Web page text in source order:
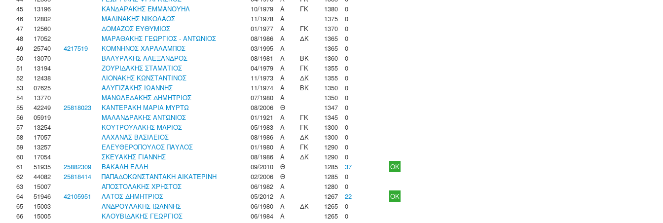
45
13196 ΚΑΝΔΑΡΑΚΗΣ ΕΜΜΑΝΟΥΗΛ 10/1979 Α ΓΚ 1380
0
46
12802 ΜΑΛΙΝΑΚΗΣ ΝΙΚΟΛΑΟΣ 11/1978 Α 1375
0
47
12560 ΔΟΜΑΖΟΣ ΕΥΘΥΜΙΟΣ 01/1977 Α ΓΚ 1370
0
48
17052 ΜΑΡΑΘΑΚΗΣ ΓΕΩΡΓΙΟΣ - ΑΝΤΩΝΙΟΣ 08/1986 Α ΔΚ 1365
0
49
25740 4217519 ΚΟΜΝΗΝΟΣ ΧΑΡΑΛΑΜΠΟΣ 03/1995 Α 1365
0
50
13070 ΒΑΛΥΡΑΚΗΣ ΑΛΕΞΑΝΔΡΟΣ 08/1981 Α ΒΚ 1360
0
51
13194 ΖΟΥΡΙΔΑΚΗΣ ΣΤΑΜΑΤΙΟΣ 04/1979 Α ΓΚ 1355
0
52
12438 ΛΙΟΝΑΚΗΣ ΚΩΝΣΤΑΝΤΙΝΟΣ 11/1973 Α ΔΚ 1355
0
53
07625 ΑΛΥΓΙΖΑΚΗΣ ΙΩΑΝΝΗΣ 11/1974 Α ΒΚ 1350
0
54
13770 ΜΑΝΩΛΕΔΑΚΗΣ ΔΗΜΗΤΡΙΟΣ 07/1980 Α 1350
0
55
42249 25818023 ΚΑΝΤΕΡΑΚΗ ΜΑΡΙΑ ΜΥΡΤΩ 08/2006 Θ 1347
0
56
05919 ΜΑΛΑΝΔΡΑΚΗΣ ΑΝΤΩΝΙΟΣ 01/1921 Α ΓΚ 1345
0
57
13254 ΚΟΥΤΡΟΥΛΑΚΗΣ ΜΑΡΙΟΣ 05/1983 Α ΓΚ 1300
0
58
17057 ΛΑΧΑΝΑΣ ΒΑΣΙΛΕΙΟΣ 08/1986 Α ΔΚ 1300
0
59
13257 ΕΛΕΥΘΕΡΟΠΟΥΛΟΣ ΠΑΥΛΟΣ 01/1980 Α ΓΚ 1290
0
60
17054 ΣΚΕΥΑΚΗΣ ΓΙΑΝΝΗΣ 08/1986 Α ΔΚ 1290
0
61
51935 25882309 ΒΑΚΑΛΗ ΕΛΛΗ 09/2010 Θ 1285 37
OK
62
44082 25818414 ΠΑΠΑΔΟΚΩΝΣΤΑΝΤΑΚΗ ΑΙΚΑΤΕΡΙΝΗ 02/2006 Θ 1285
0
63
15007 ΑΠΟΣΤΟΛΑΚΗΣ ΧΡΗΣΤΟΣ 06/1982 Α 1280
0
64
51946 42105951 ΛΑΤΟΣ ΔΗΜΗΤΡΙΟΣ 05/2012 Α 1267 22
OK
65
15003 ΑΝΔΡΟΥΛΑΚΗΣ ΙΩΑΝΝΗΣ 06/1980 Α ΔΚ 1265
0
66
15005 ΚΛΟΥΒΙΔΑΚΗΣ ΓΕΩΡΓΙΟΣ 06/1984 Α 1265
0